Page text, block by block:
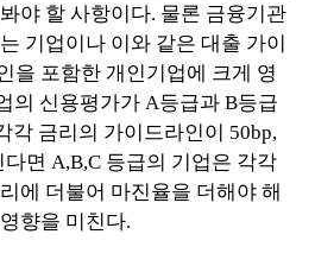
야 할 사항이다. 물론 금융기관
기업이나 이와 같은 대출 가이
을 포함한 개인기업에 크게 영
의 신용평가가 A등급과 B등급
각 금리의 가이드라인이 50bp,
다면 A,B,C 등급의 기업은 각각
에 더불어 마진율을 더해야 해
향을 미친다.